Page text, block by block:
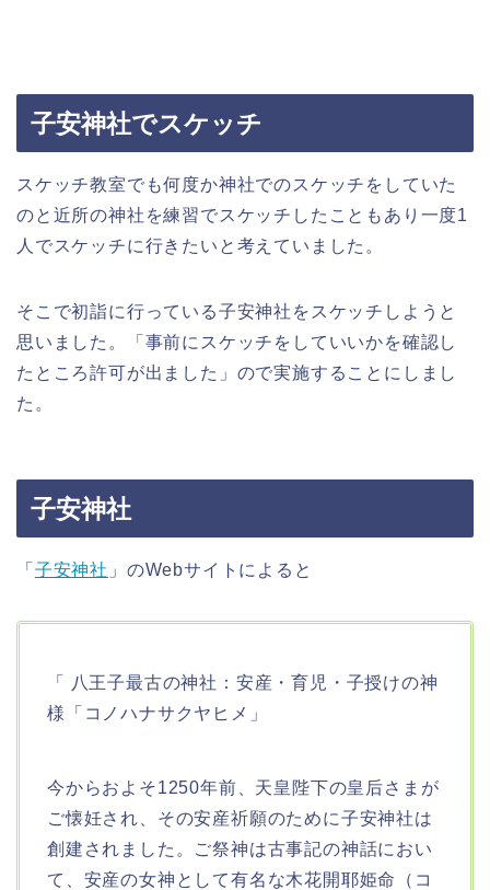
子安神社でスケッチ
スケッチ教室でも何度か神社でのスケッチをしていた
のと近所の神社を練習でスケッチしたこともあり一度1
人でスケッチに行きたいと考えていました。
そこで初詣に行っている子安神社をスケッチしようと
思いました。「事前にスケッチをしていいかを確認し
たところ許可が出ました」ので実施することにしまし
た。
子安神社
「 子安神社 」のWebサイトによると
「 八王子最古の神社：安産・育児・子授けの神
様「コノハナサクヤヒメ」
今からおよそ1250年前、天皇陛下の皇后さまが
ご懐妊され、その安産祈願のために子安神社は
創建されました。ご祭神は古事記の神話におい
て、安産の女神として有名な木花開耶姫命（コ